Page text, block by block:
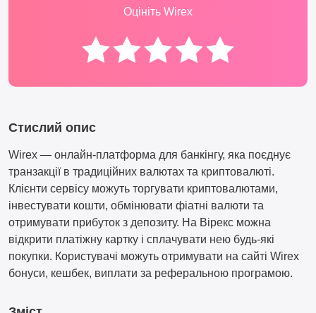
Оцініть Wirex
Стислий опис
Wirex — онлайн-платформа для банкінгу, яка поєднує
транзакції в традиційних валютах та криптовалюті.
Клієнти сервісу можуть торгувати криптовалютами,
інвестувати кошти, обмінювати фіатні валюти та
отримувати прибуток з депозиту. На Вірекс можна
відкрити платіжну картку і сплачувати нею будь-які
покупки. Користувачі можуть отримувати на сайті Wirex
бонуси, кешбек, виплати за реферальною програмою.